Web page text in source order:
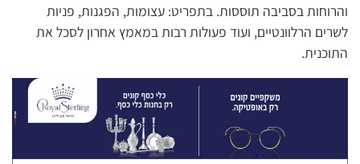
והרוחות בסביבה תוססות. בתפריט: עצומות, הפגנות, פניות
לשרים הרלוונטיים, ועוד פעולות רבות במאמץ אחרון לסכל את
התוכנית.